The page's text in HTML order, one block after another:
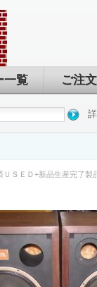
一覧 ご注
ＵＳＥＤ+新品生産完了製